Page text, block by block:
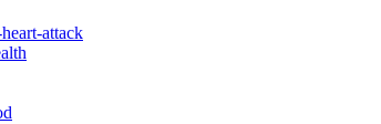
attack